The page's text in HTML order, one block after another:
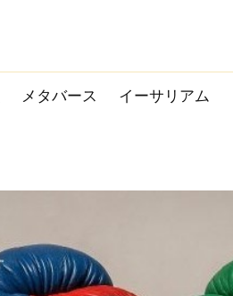
メタバース イーサリアム